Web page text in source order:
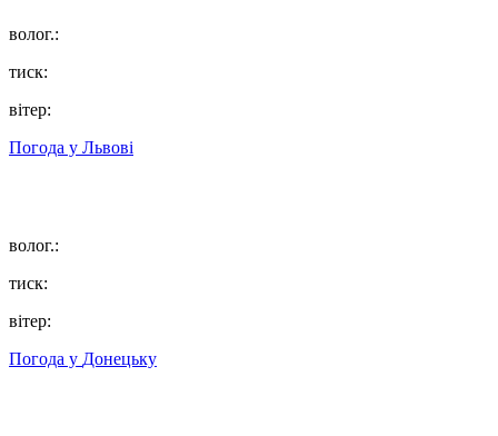
волог.:
тиск:
вітер:
Погода у Львові
волог.:
тиск:
вітер:
Погода у Донецьку